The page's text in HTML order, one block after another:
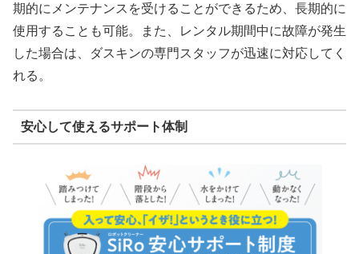
期的にメンテナンスを受けることができるため、長期的に
使用することも可能。また、レンタル期間中に故障が発生
した場合は、ダスキンの専門スタッフが迅速に対応してく
れる。
安心して使えるサポート体制